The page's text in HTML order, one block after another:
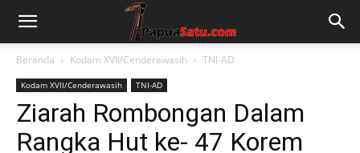
Beranda Kodam XVII/Cenderawasih TNI-AD
Kodam XVII/Cenderawasih TNI-AD
Ziarah Rombongan Dalam
Rangka Hut ke- 47 Korem